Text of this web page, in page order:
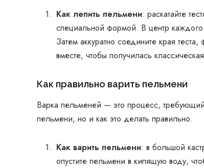
Как лепить пельмени: раскатайте
специальной формой. В центр
Затем аккуратно соедините края
вместе, чтобы получилась
Как правильно варить пельмени
Варка пельменей — это процесс,
пельмени, но и как это делать правильно.
Как варить пельмени: в большой
опустите пельмени в кипящую воду,